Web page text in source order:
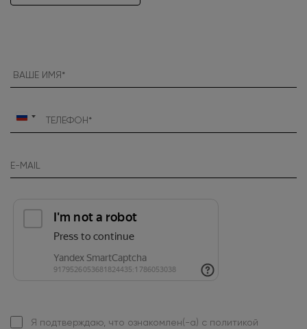
Россия
Я подтверждаю, что ознакомлен(-а) с политикой